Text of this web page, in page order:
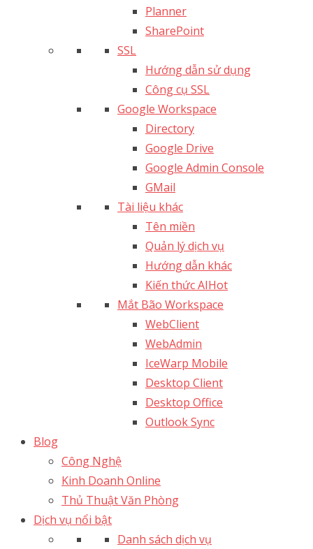
Planner
SharePoint
SSL
Hướng dẫn sử dụng
Công cụ SSL
Google Workspace
Directory
Google Drive
Google Admin Console
GMail
Tài liệu khác
Tên miền
Quản lý dịch vụ
Hướng dẫn khác
Kiến thức AIHot
Mắt Bão Workspace
WebClient
WebAdmin
IceWarp Mobile
Desktop Client
Desktop Office
Outlook Sync
Blog
Công Nghệ
Kinh Doanh Online
Thủ Thuật Văn Phòng
Dịch vụ nổi bật
Danh sách dịch vụ